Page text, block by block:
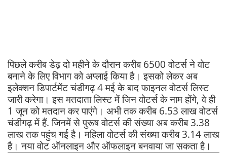
पिछले करीब डेढ़ दो महीने के दौरान करीब 6500 वोटर्स ने वोट
बनाने के लिए विभाग को अप्लाई किया है। इसको लेकर अब
इलेक्शन डिपार्टमेंट चंडीगढ़ 4 मई के बाद फाइनल वोटर्स लिस्ट
जारी करेगा। इस मतदाता लिस्ट में जिन वोटर्स के नाम होंगे, वे ही
1 जून को मतदान कर पाएंगे। अभी तक करीब 6.53 लाख वोटर्स
चंडीगढ़ में हैं. जिनमें से पुरूष वोटर्स की संख्या अब करीब 3.38
लाख तक पहुंच गई है। महिला वोटर्स की संख्या करीब 3.14 लाख
है। नया वोट ऑनलाइन और ऑफलाइन बनवाया जा सकता है।